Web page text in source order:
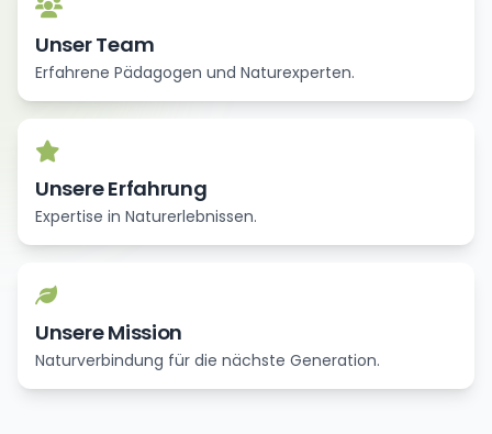
Unser Team
Erfahrene Pädagogen und Naturexperten.
Unsere Erfahrung
Expertise in Naturerlebnissen.
Unsere Mission
Naturverbindung für die nächste Generation.